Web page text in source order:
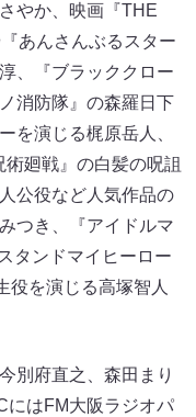
やか、映画『THE
あんさんぶるスター
、『ブラッククロー
消防隊』の森羅日下
を演じる梶原岳人、
術廻戦』の白髪の呪詛
公役など人気作品の
つき、『アイドルマ
タンドマイヒーロー
役を演じる高塚智人
別府直之、森田まり
にはFM大阪ラジオパ